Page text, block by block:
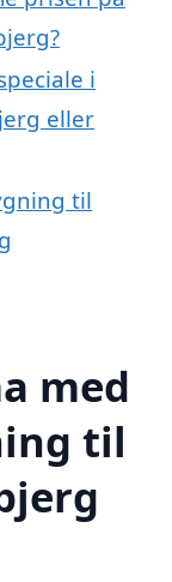
i
eller
til
med
til